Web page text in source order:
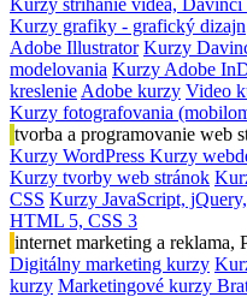
Kurzy strihanie videa, Davinci
Kurzy grafiky - grafický dizajn
Adobe Illustrator Kurzy
modelovania Kurzy Adobe
kreslenie Adobe kurzy Video
Kurzy fotografovania
tvorba a programovanie web
Kurzy WordPress Kurzy
Kurzy tvorby web stránok
CSS Kurzy JavaScript,
HTML 5, CSS 3
internet marketing a reklama,
Digitálny marketing kurzy
kurzy Marketingové kurzy